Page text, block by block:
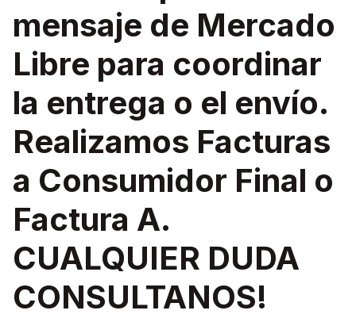
mensaje de Mercado
Libre para coordinar
la entrega o el envío.
Realizamos Facturas
a Consumidor Final o
Factura A.
CUALQUIER DUDA
CONSULTANOS!